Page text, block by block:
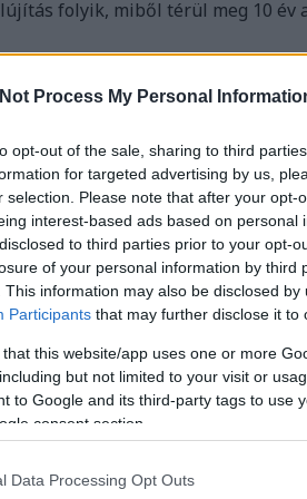
Process My Personal
opt-out of the sale, sharing to third
for targeted advertising by us,
selection. Please note that after your opt-
interest-based ads based on personal
to third parties prior to your opt-
of your personal information by third
This information may also be disclosed
Participants that may further disclose it to
that this website/app uses one or more
but not limited to your visit or
to Google and its third-party tags to use
consent section.
Data Processing Opt Outs
folyik, miből térül meg 10 év
***
a Városligetet.A
elképzelését, miszerint új
megőrizni a Liget
Magyarország megbízásából a
kutatás. (Napi.hu)
városliget múzeumi negyed